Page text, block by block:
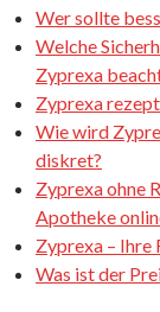
Wer sollte
Welche
Zyprexa
Zyprexa
Wie wird
diskret?
Zyprexa ohne
Apotheke
Zyprexa – Ihre
Was ist der